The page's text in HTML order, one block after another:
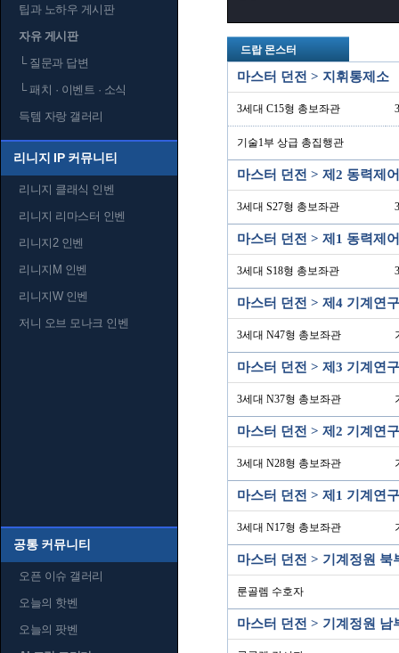
팁과 노하우 게시판
자유 게시판
└질문과 답변
└패치 · 이벤트 · 소식
득템 자랑 갤러리
리니지 IP 커뮤니티
리니지 클래식 인벤
리니지 리마스터 인벤
리니지2 인벤
리니지M 인벤
리니지W 인벤
저니 오브 모나크 인벤
공통 커뮤니티
오픈 이슈 갤러리
오늘의 핫벤
오늘의 팟벤
드랍 몬스터
마스터 던전 > 지휘통제소
3세대 C15형 총보좌관
기술1부 상급 총집행관
마스터 던전 > 제2 동력제
3세대 S27형 총보좌관
마스터 던전 > 제1 동력제
3세대 S18형 총보좌관
마스터 던전 > 제4 기계연
3세대 N47형 총보좌관
마스터 던전 > 제3 기계연
3세대 N37형 총보좌관
마스터 던전 > 제2 기계연
3세대 N28형 총보좌관
마스터 던전 > 제1 기계연
3세대 N17형 총보좌관
마스터 던전 > 기계정원 북
룬골렘 수호자
마스터 던전 > 기계정원 남